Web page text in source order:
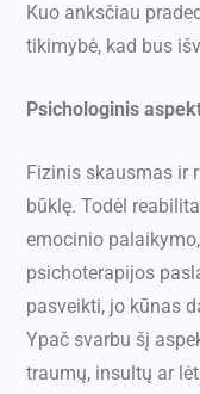
Kuo anksčiau
tikimybė, kad bus
Psichologinis
Fizinis skausmas ir
būklę. Todėl
emocinio
psichoterapijos
pasveikti, jo kūnas
Ypač svarbu šį
traumų, insultų ar